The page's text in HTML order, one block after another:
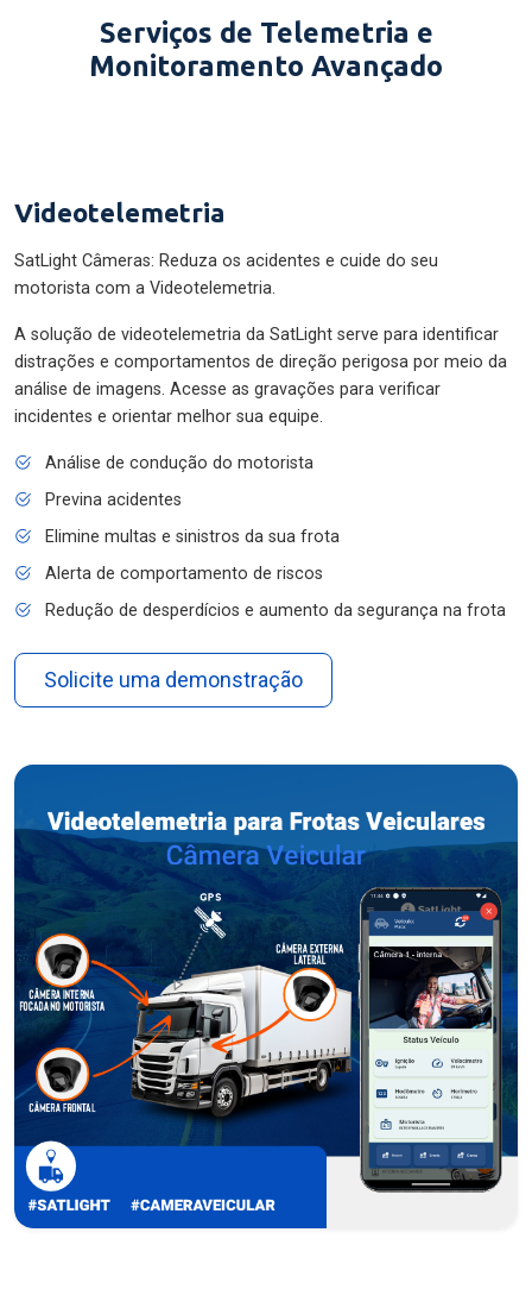
Serviços de Telemetria e
Monitoramento Avançado
Videotelemetria
SatLight Câmeras: Reduza os acidentes e cuide do seu
motorista com a Videotelemetria.
A solução de videotelemetria da SatLight serve para identificar
distrações e comportamentos de direção perigosa por meio da
análise de imagens. Acesse as gravações para verificar
incidentes e orientar melhor sua equipe.
Análise de condução do motorista
Previna acidentes
Elimine multas e sinistros da sua frota
Alerta de comportamento de riscos
Redução de desperdícios e aumento da segurança na frota
Solicite uma demonstração